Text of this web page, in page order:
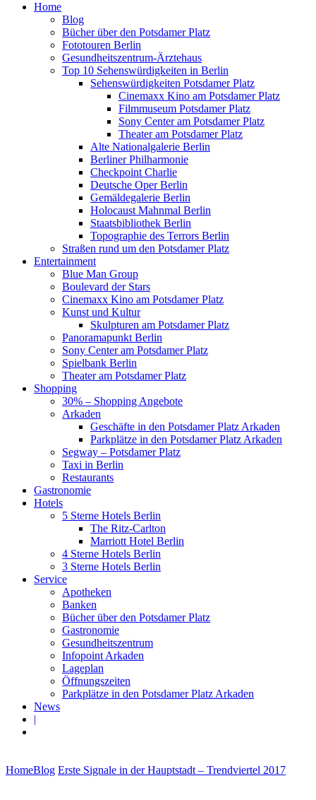
Home
Blog
Bücher über den Potsdamer Platz
Fototouren Berlin
Gesundheitszentrum-Ärztehaus
Top 10 Sehenswürdigkeiten in Berlin
Sehenswürdigkeiten Potsdamer Platz
Cinemaxx Kino am Potsdamer Platz
Filmmuseum Potsdamer Platz
Sony Center am Potsdamer Platz
Theater am Potsdamer Platz
Alte Nationalgalerie Berlin
Berliner Philharmonie
Checkpoint Charlie
Deutsche Oper Berlin
Gemäldegalerie Berlin
Holocaust Mahnmal Berlin
Staatsbibliothek Berlin
Topographie des Terrors Berlin
Straßen rund um den Potsdamer Platz
Entertainment
Blue Man Group
Boulevard der Stars
Cinemaxx Kino am Potsdamer Platz
Kunst und Kultur
Skulpturen am Potsdamer Platz
Panoramapunkt Berlin
Sony Center am Potsdamer Platz
Spielbank Berlin
Theater am Potsdamer Platz
Shopping
30% – Shopping Angebote
Arkaden
Geschäfte in den Potsdamer Platz Arkaden
Parkplätze in den Potsdamer Platz Arkaden
Segway – Potsdamer Platz
Taxi in Berlin
Restaurants
Gastronomie
Hotels
5 Sterne Hotels Berlin
The Ritz-Carlton
Marriott Hotel Berlin
4 Sterne Hotels Berlin
3 Sterne Hotels Berlin
Service
Apotheken
Banken
Bücher über den Potsdamer Platz
Gastronomie
Gesundheitszentrum
Infopoint Arkaden
Lageplan
Öffnungszeiten
Parkplätze in den Potsdamer Platz Arkaden
News
|
HomeBlog Erste Signale in der Hauptstadt – Trendviertel 2017